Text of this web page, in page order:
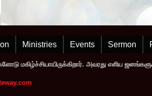
Ministries Events Sermon
மகிழ்ச்சியாயிருக்கிறார். அவரது எளிய